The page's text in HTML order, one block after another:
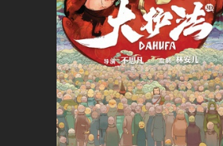
这是恶搞版的《星际迷航